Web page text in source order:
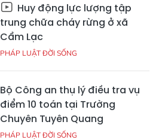
Huy động lực lượng tập
trung chữa cháy rừng ở xã
Cẩm Lạc
PHÁP LUẬT ĐỜI SỐNG
Bộ Công an thụ lý điều tra vụ
điểm 10 toán tại Trường
Chuyên Tuyên Quang
PHÁP LUẬT ĐỜI SỐNG